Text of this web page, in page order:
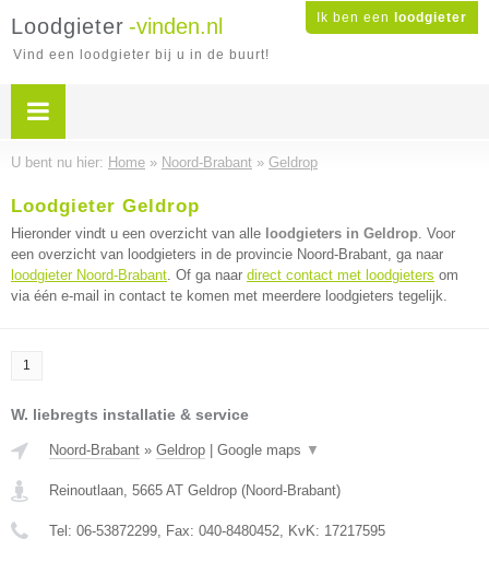
Ik ben een loodgieter
Loodgieter -vinden.nl
Vind een loodgieter bij u in de buurt!
U bent nu hier: Home » Noord-Brabant » Geldrop
Loodgieter Geldrop
Hieronder vindt u een overzicht van alle loodgieters in Geldrop. Voor
een overzicht van loodgieters in de provincie Noord-Brabant, ga naar
loodgieter Noord-Brabant. Of ga naar direct contact met loodgieters om
via één e-mail in contact te komen met meerdere loodgieters tegelijk.
1
W. liebregts installatie & service
Noord-Brabant » Geldrop Google maps ▼
Reinoutlaan, 5665 AT Geldrop (Noord-Brabant)
Tel: 06-53872299, Fax: 040-8480452, KvK: 17217595